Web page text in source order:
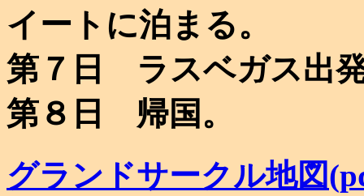
イートに泊まる。
第７日 ラスベガス出
第８日 帰国。
グランドサークル地図